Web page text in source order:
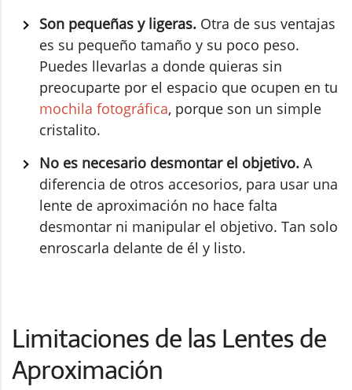
Son pequeñas y ligeras. Otra de sus ventajas
es su pequeño tamaño y su poco peso.
Puedes llevarlas a donde quieras sin
preocuparte por el espacio que ocupen en tu
mochila fotográfica, porque son un simple
cristalito.
No es necesario desmontar el objetivo. A
diferencia de otros accesorios, para usar una
lente de aproximación no hace falta
desmontar ni manipular el objetivo. Tan solo
enroscarla delante de él y listo.
Limitaciones de las Lentes de
Aproximación